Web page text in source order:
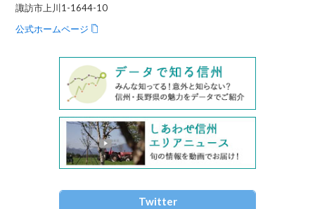
諏訪市上川1-1644-10
公式ホームページ
Twitter